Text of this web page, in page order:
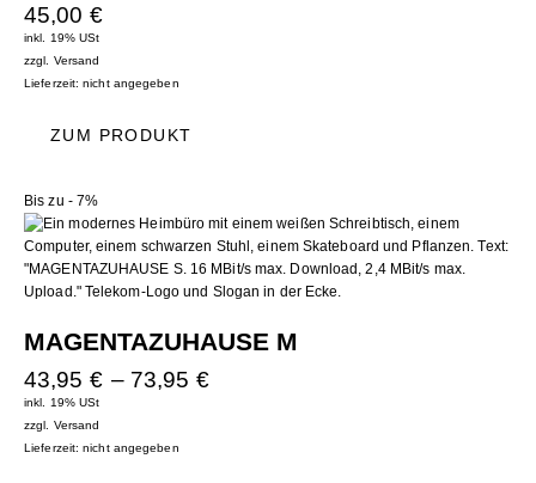
45,00 €
inkl. 19% USt
zzgl. Versand
Lieferzeit: nicht angegeben
ZUM PRODUKT
Bis zu - 7%
MAGENTAZUHAUSE M
43,95 € – 73,95 €
inkl. 19% USt
zzgl. Versand
Lieferzeit: nicht angegeben